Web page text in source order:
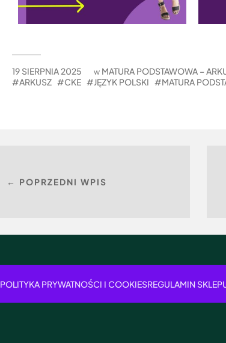
19 SIERPNIA 2025 w MATURA PODSTAWOWA –
ARKUSZ
CKE JĘZYK POLSKI MATURA
← POPRZEDNI WPIS
POLITYKA PRYWATNOŚCI I COOKIESREGULAMIN